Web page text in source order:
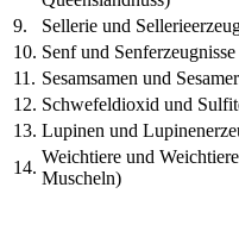
9.
Sellerie und
10. Senf und Senferzeugnisse
11. Sesamsamen und
12. Schwefeldioxid und
13. Lupinen und
14.
Weichtiere und
Muscheln)